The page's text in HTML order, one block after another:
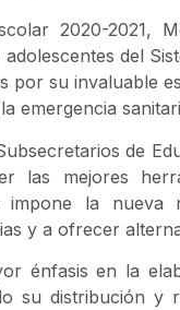
2020-2021,
del
por su invaluable
emergencia
de
las mejores
impone la
y a ofrecer
énfasis en la
su distribución y